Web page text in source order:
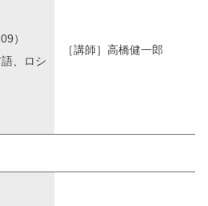
）
語、ロシ
［講師］高橋健一郎